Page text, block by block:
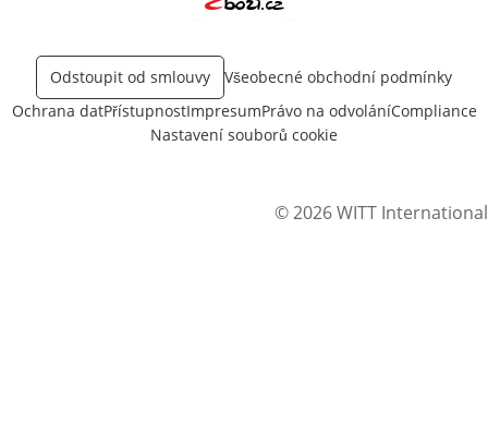
Odstoupit od smlouvy
Všeobecné obchodní podmínky
Ochrana datPřístupnostImpresumPrávo na odvoláníCompliance
Nastavení souborů cookie
© 2026 WITT International